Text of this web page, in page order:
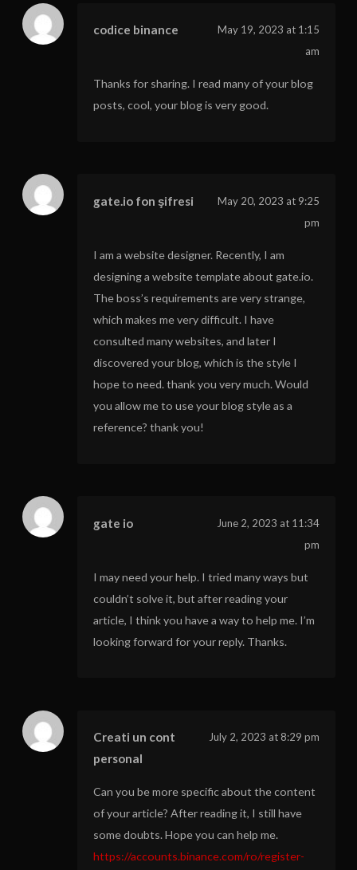
codice binance
May 19, 2023 at 1:15
am
Thanks for sharing. I read many of your blog
posts, cool, your blog is very good.
gate.io fon şifresi
May 20, 2023 at 9:25
pm
I am a website designer. Recently, I am
designing a website template about gate.io.
The boss’s requirements are very strange,
which makes me very difficult. I have
consulted many websites, and later I
discovered your blog, which is the style I
hope to need. thank you very much. Would
you allow me to use your blog style as a
reference? thank you!
gate io
June 2, 2023 at 11:34
pm
I may need your help. I tried many ways but
couldn’t solve it, but after reading your
article, I think you have a way to help me. I’m
looking forward for your reply. Thanks.
Creati un cont
personal
July 2, 2023 at 8:29 pm
Can you be more specific about the content
of your article? After reading it, I still have
some doubts. Hope you can help me.
https://accounts.binance.com/ro/register-